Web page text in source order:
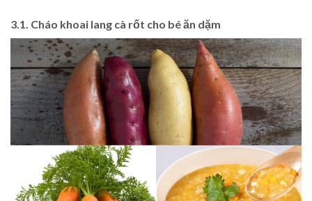
3.1. Cháo khoai lang cà rốt cho bé ăn dặm